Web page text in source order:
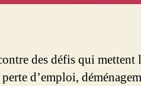
des défis qui mettent
d’emploi,